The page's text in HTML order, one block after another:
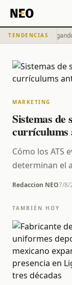
TENDENCIAS
·
MARKETING
Sistemas
currículums
Cómo los ATS
determinan el
Redaccion NEO7/8/
TAMBIÉN HOY